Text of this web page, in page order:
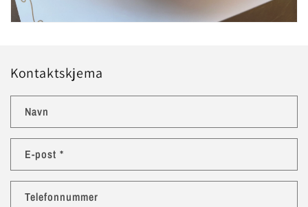
Kontaktskjema
Navn
E-post *
Telefonnummer